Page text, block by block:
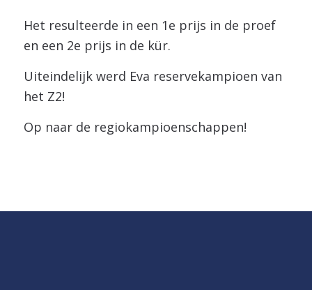
Het resulteerde in een 1e prijs in de proef
en een 2e prijs in de kür.
Uiteindelijk werd Eva reservekampioen van
het Z2!
Op naar de regiokampioenschappen!